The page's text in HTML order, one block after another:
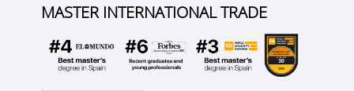
MASTER INTERNATIONAL TRADE